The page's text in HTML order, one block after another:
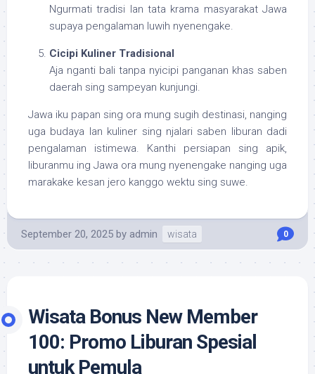
Ngurmati tradisi lan tata krama masyarakat Jawa
supaya pengalaman luwih nyenengake.
Cicipi Kuliner Tradisional
Aja nganti bali tanpa nyicipi panganan khas saben
daerah sing sampeyan kunjungi.
Jawa iku papan sing ora mung sugih destinasi, nanging
uga budaya lan kuliner sing njalari saben liburan dadi
pengalaman istimewa. Kanthi persiapan sing apik,
liburanmu ing Jawa ora mung nyenengake nanging uga
marakake kesan jero kanggo wektu sing suwe.
September 20, 2025 by admin wisata 0
Wisata Bonus New Member
100: Promo Liburan Spesial
untuk Pemula